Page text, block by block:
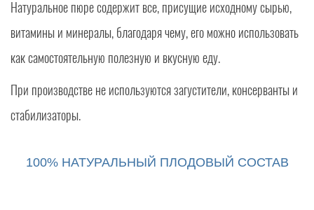
Натуральное пюре содержит все, присущие исходному сырью,
витамины и минералы, благодаря чему, его можно использовать
как самостоятельную полезную и вкусную еду.
При производстве не используются загустители, консерванты и
стабилизаторы.
100% НАТУРАЛЬНЫЙ ПЛОДОВЫЙ СОСТАВ